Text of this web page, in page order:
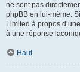
ne sont pas
phpBB en lui-même.
Limited à propos
à une réponse
Haut